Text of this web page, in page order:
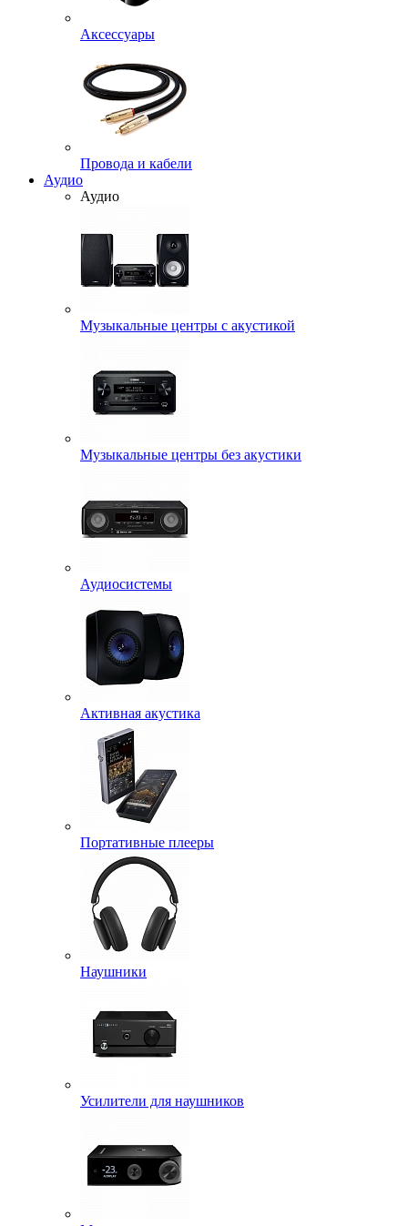
Аксессуары
Провода и кабели
Аудио
Аудио
Музыкальные центры с акустикой
Музыкальные центры без акустики
Аудиосистемы
Активная акустика
Портативные плееры
Наушники
Усилители для наушников